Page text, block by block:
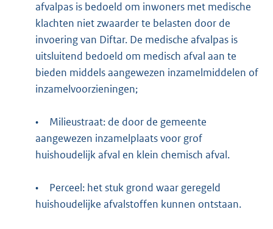
afvalpas is bedoeld om inwoners met medische
klachten niet zwaarder te belasten door de
invoering van Diftar. De medische afvalpas is
uitsluitend bedoeld om medisch afval aan te
bieden middels aangewezen inzamelmiddelen of
inzamelvoorzieningen;
•
Milieustraat: de door de gemeente
aangewezen inzamelplaats voor grof
huishoudelijk afval en klein chemisch afval.
•
Perceel: het stuk grond waar geregeld
huishoudelijke afvalstoffen kunnen ontstaan.